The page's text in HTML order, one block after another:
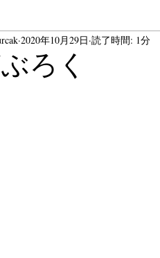
ろく
2020年10月29日 読了時間: 1分